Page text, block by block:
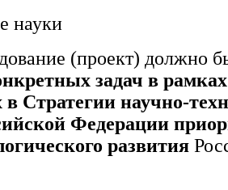
науки
(проект) должно
задач в рамках
Стратегии научно-
Федерации
развития